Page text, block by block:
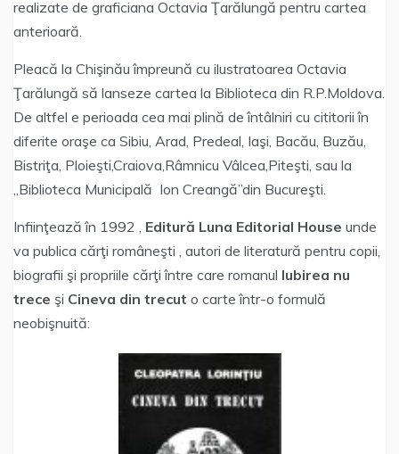
realizate de graficiana Octavia Ţarălungă pentru cartea
anterioară.
Pleacă la Chişinău împreună cu ilustratoarea Octavia
Ţarălungă să lanseze cartea la Biblioteca din R.P.Moldova.
De altfel e perioada cea mai plină de întâlniri cu cititorii în
diferite oraşe ca Sibiu, Arad, Predeal, Iaşi, Bacău, Buzău,
Bistriţa, Ploieşti,Craiova,Râmnicu Vâlcea,Piteşti, sau la
„Biblioteca Municipală Ion Creangă”din Bucureşti.
Infiinţează în 1992 , Editură Luna Editorial House unde
va publica cărţi româneşti , autori de literatură pentru copii,
biografii şi propriile cărţi între care romanul Iubirea nu
trece şi Cineva din trecut o carte într-o formulă
neobişnuită: